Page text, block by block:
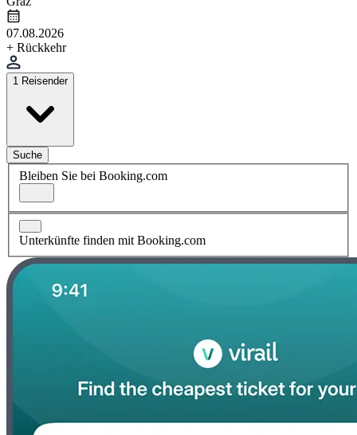
07.08.2026
+ Rückkehr
1 Reisender
Suche
Bleiben Sie bei Booking.com
Unterkünfte finden mit Booking.com